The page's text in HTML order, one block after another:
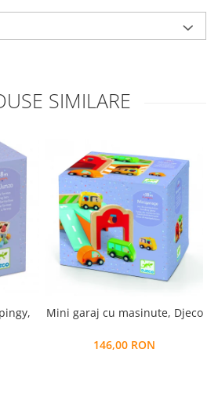
SIMILARE
Mini garaj cu masinute, Djeco
146,00 RON